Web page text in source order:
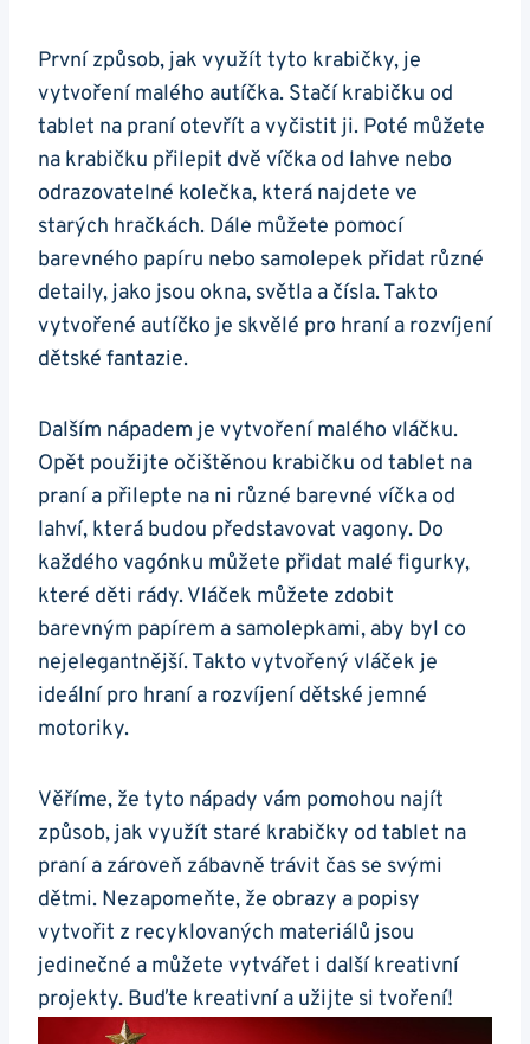
První způsob, ​jak využít tyto krabičky, ⁤je
vytvoření malého autíčka. Stačí⁣ krabičku od
tablet‌ na praní otevřít a vyčistit ji. Poté‌ můžete
na krabičku přilepit dvě víčka od lahve nebo
odrazovatelné kolečka, která najdete ve
starých hračkách. Dále ⁣můžete pomocí
barevného papíru ⁣nebo samolepek přidat různé
detaily, jako jsou okna, světla a čísla. Takto‍
vytvořené autíčko je skvělé pro hraní a rozvíjení
dětské fantazie.
Dalším nápadem je vytvoření malého vláčku.
Opět ⁣použijte očištěnou krabičku od tablet na
praní a přilepte na ni různé ⁣barevné ‍víčka od‍
lahví, která budou ‍představovat ⁣vagony. Do
každého vagónku můžete přidat malé figurky,
které děti rády. Vláček‍ můžete zdobit
barevným papírem a samolepkami, aby byl co
nejelegantnější. Takto vytvořený vláček je
ideální pro ‍hraní a rozvíjení dětské jemné
motoriky.
Věříme, že tyto nápady ​vám pomohou najít
způsob, jak využít staré​ krabičky od tablet na
praní a zároveň zábavně ⁤trávit čas se svými
dětmi. Nezapomeňte, že obrazy a popisy⁣
vytvořit z recyklovaných materiálů jsou
jedinečné a můžete vytvářet i další kreativní
projekty. Buďte kreativní a užijte si tvoření!